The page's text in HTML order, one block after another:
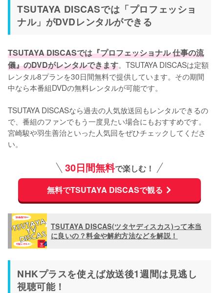
TSUTAYA DISCASでは「プロフェッショ
ナル」がDVDレンタルができる
TSUTAYA DISCASでは『プロフェッショナル 仕事の流
儀』のDVDがレンタルできます。TSUTAYA DISCASは定額
レンタル8プランを30日間無料で提供しています。その期間
中なら本番組DVDの無料レンタルが可能です。
TSUTAYA DISCASなら過去の人気放送回もレンタルできるの
で、番組のファンでもう一度見たい場合にもおすすめです。
宮崎駿や羽生善治といった人気回をぜひチェックしてくださ
い。
30日間無料で楽しむ！
無料でTSUTAYA DISCASで観る
TSUTAYA DISCAS(ツタヤディスカス)って本当
に良いの？料金や解約方法などを解説！
NHKプラスを使えば放送後1週間は見逃し
視聴可能！